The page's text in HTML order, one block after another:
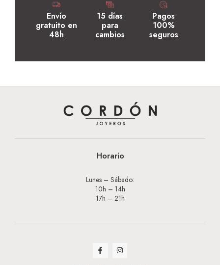
Envío
gratuito en
48h
15 días
para
cambios
Pagos
100%
seguros
Horario
Lunes – Sábado:
10h – 14h
17h – 21h